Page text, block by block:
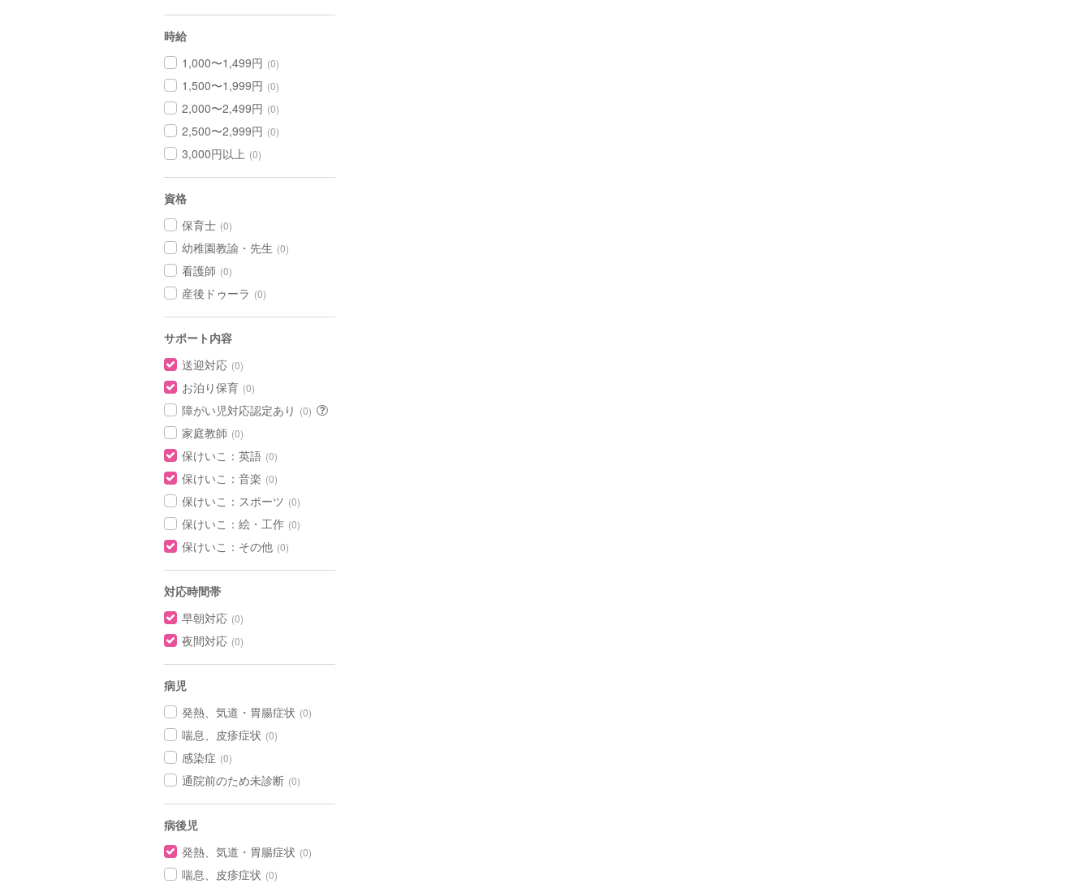
時給
1,000〜1,499円 (0)
1,500〜1,999円 (0)
2,000〜2,499円 (0)
2,500〜2,999円 (0)
3,000円以上 (0)
資格
保育士 (0)
幼稚園教諭・先生 (0)
看護師 (0)
産後ドゥーラ (0)
サポート内容
送迎対応 (0)
お泊り保育 (0)
障がい児対応認定あり (0)
家庭教師 (0)
保けいこ：英語 (0)
保けいこ：音楽 (0)
保けいこ：スポーツ (0)
保けいこ：絵・工作 (0)
保けいこ：その他 (0)
対応時間帯
早朝対応 (0)
夜間対応 (0)
病児
発熱、気道・胃腸症状 (0)
喘息、皮疹症状 (0)
感染症 (0)
通院前のため未診断 (0)
病後児
発熱、気道・胃腸症状 (0)
喘息、皮疹症状 (0)